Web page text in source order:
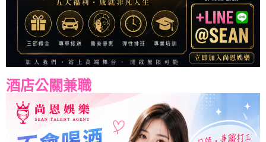
酒店公關兼職